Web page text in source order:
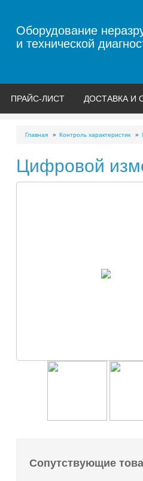
Оборудование
и технической
ПРАЙС-ЛИСТ ДОСТАВКА И
Главная Контроль характеристик
Цифровой
Сопутствующие